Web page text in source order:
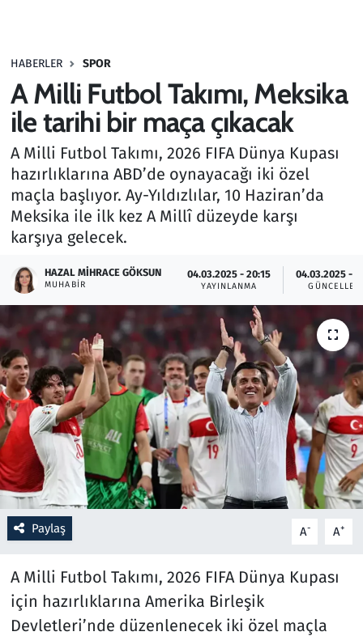
HABERLER SPOR
A Milli Futbol Takımı, Meksika
ile tarihi bir maça çıkacak
A Milli Futbol Takımı, 2026 FIFA Dünya Kupası
hazırlıklarına ABD’de oynayacağı iki özel
maçla başlıyor. Ay-Yıldızlılar, 10 Haziran’da
Meksika ile ilk kez A Millî düzeyde karşı
karşıya gelecek.
HAZAL MIHRACE GÖKSUN
MUHABIR
04.03.2025 - 20:15
YAYINLANMA
04.03.2025 -
Paylaş A- A+
A Milli Futbol Takımı, 2026 FIFA Dünya Kupası
için hazırlıklarına Amerika Birleşik
Devletleri’nde düzenlenecek iki özel maçla
Haber
Kültür Sanat
Kurumsal Haberler
Lezzet Durağı
Memur ve Kamu
Otomobil
Oyun
Ramazan
Resmi İlanlar
Rüya Tabirleri
Sağlık
Savunma Sanayi
Spor